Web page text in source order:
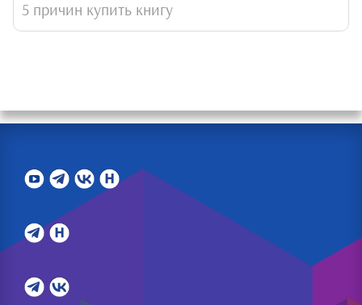
5 причин купить книгу